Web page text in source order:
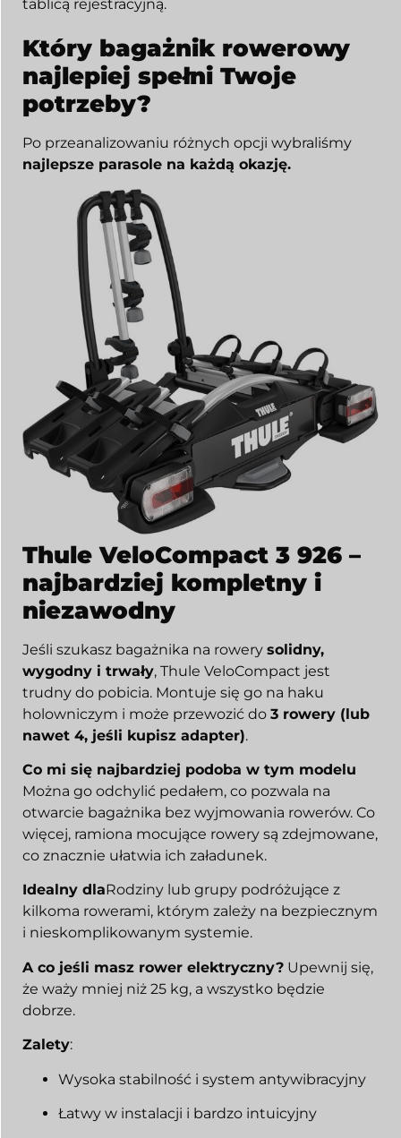
tablicą rejestracyjną.
Który bagażnik rowerowy
najlepiej spełni Twoje
potrzeby?
Po przeanalizowaniu różnych opcji wybraliśmy
najlepsze parasole na każdą okazję.
Thule VeloCompact 3 926 –
najbardziej kompletny i
niezawodny
Jeśli szukasz bagażnika na rowery solidny,
wygodny i trwały, Thule VeloCompact jest
trudny do pobicia. Montuje się go na haku
holowniczym i może przewozić do 3 rowery (lub
nawet 4, jeśli kupisz adapter).
Co mi się najbardziej podoba w tym modelu
Można go odchylić pedałem, co pozwala na
otwarcie bagażnika bez wyjmowania rowerów. Co
więcej, ramiona mocujące rowery są zdejmowane,
co znacznie ułatwia ich załadunek.
Idealny dlaRodziny lub grupy podróżujące z
kilkoma rowerami, którym zależy na bezpiecznym
i nieskomplikowanym systemie.
A co jeśli masz rower elektryczny? Upewnij się,
że waży mniej niż 25 kg, a wszystko będzie
dobrze.
Zalety:
Wysoka stabilność i system antywibracyjny
Łatwy w instalacji i bardzo intuicyjny